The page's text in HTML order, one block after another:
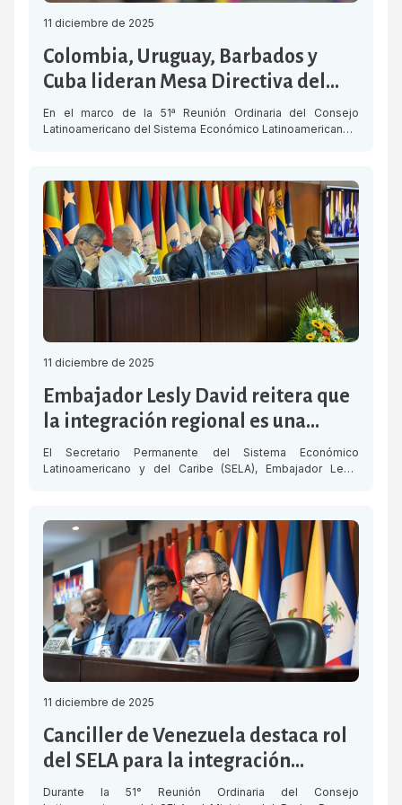
11 diciembre de 2025
Colombia, Uruguay, Barbados y
Cuba lideran Mesa Directiva del
Consejo Latinoamericano del SELA
En el marco de la 51ª Reunión Ordinaria del Consejo
Latinoamericano del Sistema Económico Latinoamericano y
Presidente de la Mesa Directiva del Consejo
Latinoamericano para el período 2025-2026. Colombia, que
también presidió la Mesa Directiva durante el período
2024-2025, continuará […]
11 diciembre de 2025
Embajador Lesly David reitera que
la integración regional es una
necesidad histórica y estratégica
El Secretario Permanente del Sistema Económico
Latinoamericano y del Caribe (SELA), Embajador Lesly
opción, sino una necesidad histórica y estratégica”. Durante
el discurso inaugural del encuentro ministerial, realizado
este jueves 11 de diciembre en la sede del SELA en […]
11 diciembre de 2025
Canciller de Venezuela destaca rol
del SELA para la integración
económica regional
Durante la 51° Reunión Ordinaria del Consejo